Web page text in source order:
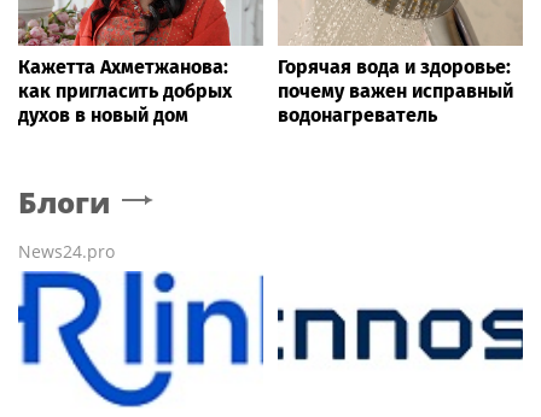
Кажетта Ахметжанова:
как пригласить добрых
духов в новый дом
Горячая вода и здоровье:
почему важен исправный
водонагреватель
Блоги
News24.pro